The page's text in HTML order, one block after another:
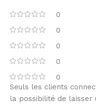
0
0
0
0
0
Seuls les clients
la possibilité de laisser